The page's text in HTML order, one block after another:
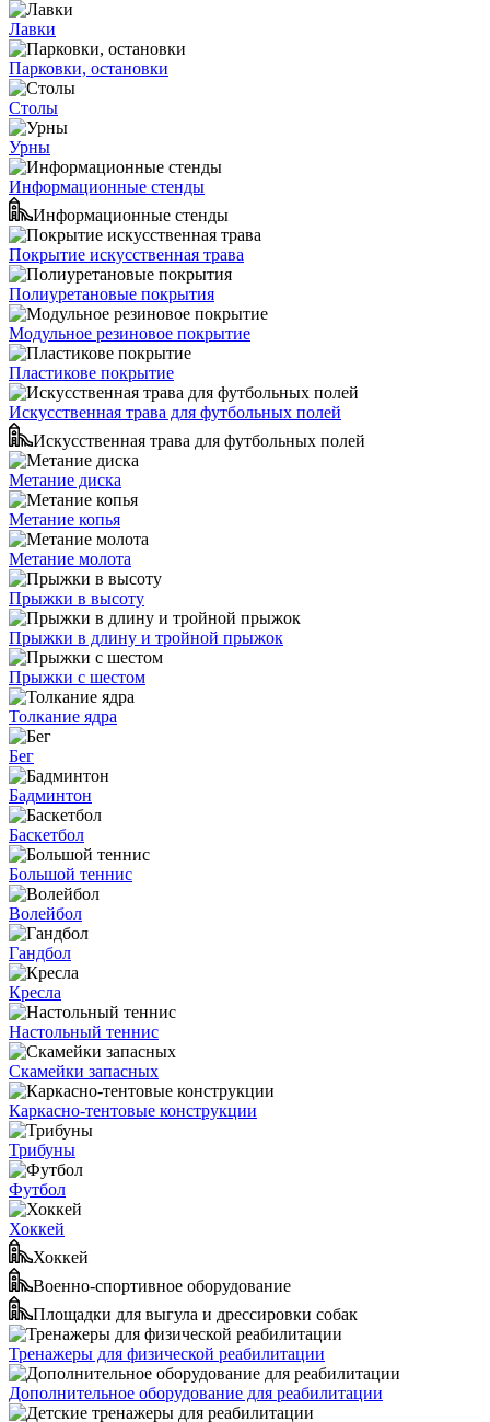
Лавки
Парковки, остановки
Столы
Урны
Информационные стенды
Информационные стенды
Покрытие искусственная трава
Полиуретановые покрытия
Модульное резиновое покрытие
Пластикове покрытие
Искусственная трава для футбольных полей
Искусственная трава для футбольных полей
Метание диска
Метание копья
Метание молота
Прыжки в высоту
Прыжки в длину и тройной прыжок
Прыжки с шестом
Толкание ядра
Бег
Бадминтон
Баскетбол
Большой теннис
Волейбол
Гандбол
Кресла
Настольный теннис
Скамейки запасных
Каркасно-тентовые конструкции
Трибуны
Футбол
Хоккей
Хоккей
Военно-спортивное оборудование
Площадки для выгула и дрессировки собак
Тренажеры для физической реабилитации
Дополнительное оборудование для реабилитации